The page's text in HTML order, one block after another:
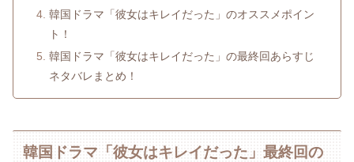
韓国ドラマ「彼女はキレイだった」のオススメポイン
ト！
韓国ドラマ「彼女はキレイだった」の最終回あらすじ
ネタバレまとめ！
韓国ドラマ「彼女はキレイだった」最終回の